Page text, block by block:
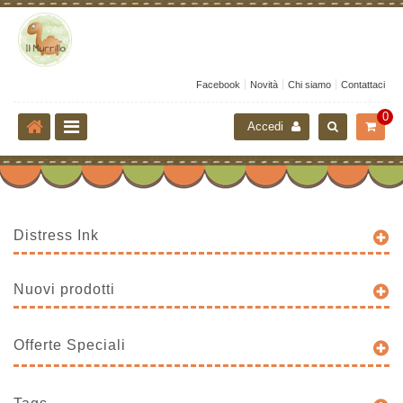
Facebook Novità Chi siamo Contattaci
0
Accedi
Distress Ink
Nuovi prodotti
Offerte Speciali